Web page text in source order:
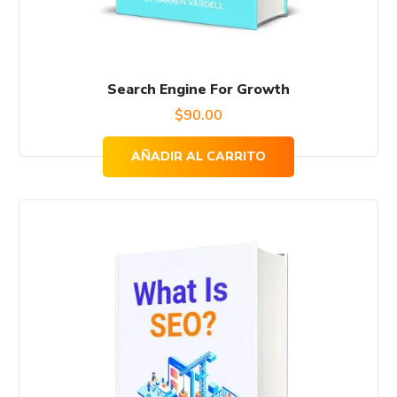
Search Engine For Growth
$90.00
AÑADIR AL CARRITO